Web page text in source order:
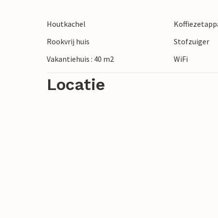
Op je terras kun je ontspannen na een
Let op: De bestaande parkeerplaatsen
caravans, vrachtwagens, enz. hebben
Houtkachel
Rookvrij huis
Stofzuiger
Vakantiehuis : 40 m2
WiFi
Locatie